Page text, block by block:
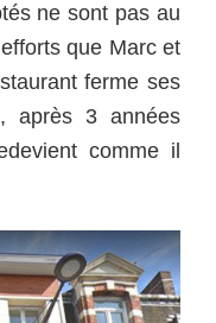
ne sont pas au
que Marc et
ferme ses
après 3 années
comme il